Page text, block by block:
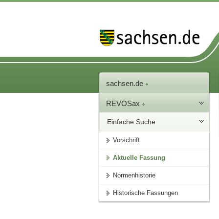
sachsen.de
REVOSax
Einfache Suche
Vorschrift
Aktuelle Fassung
Normenhistorie
Historische Fassungen